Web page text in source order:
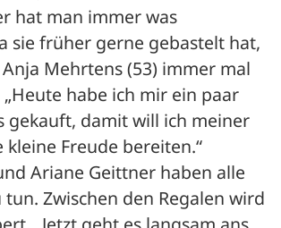
hat man immer was
sie früher gerne gebastelt hat,
Mehrtens (53) immer mal
habe ich mir ein paar
gekauft, damit will ich meiner
kleine Freude bereiten.“
Ariane Geittner haben alle
tun. Zwischen den Regalen wird